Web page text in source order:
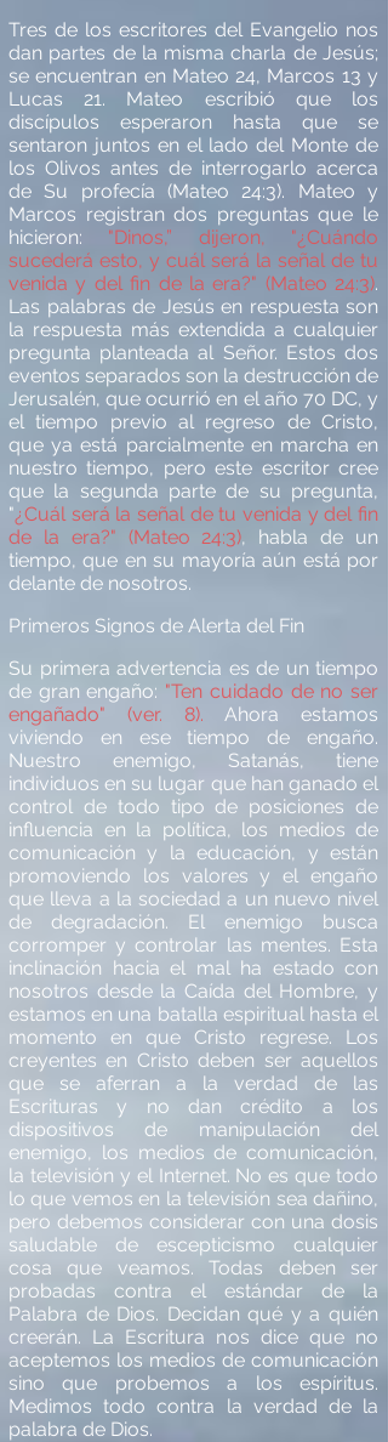
Tres de los escritores del Evangelio nos
dan partes de la misma charla de Jesús;
se encuentran en Mateo 24, Marcos 13 y
Lucas 21. Mateo escribió que los
discípulos esperaron hasta que se
sentaron juntos en el lado del Monte de
los Olivos antes de interrogarlo acerca
de Su profecía (Mateo 24:3). Mateo y
Marcos registran dos preguntas que le
hicieron: "Dinos,” dijeron, "¿Cuándo
sucederá esto, y cuál será la señal de tu
venida y del fin de la era?" (Mateo 24:3).
Las palabras de Jesús en respuesta son
la respuesta más extendida a cualquier
pregunta planteada al Señor. Estos dos
eventos separados son la destrucción de
Jerusalén, que ocurrióen el año 70 DC, y
el tiempo previo al regreso de Cristo,
que ya está parcialmente en marcha en
nuestro tiempo, pero este escritor cree
que la segunda parte de su pregunta,
"¿Cuál será la señal de tu venida y del fin
de la era?" (Mateo 24:3), habla de un
tiempo, que en su mayoría aún está por
delante de nosotros.
Primeros Signos de Alerta del Fin
Su primera advertencia es de un tiempo
de gran engaño: "Ten cuidado de no ser
engañado" (ver. 8). Ahora estamos
viviendo en ese tiempo de engaño.
Nuestro enemigo, Satanás, tiene
individuos en su lugar que han ganado el
control de todo tipo de posiciones de
influencia en la política, los medios de
comunicación y la educación, y están
promoviendo los valores y el engaño
que lleva a la sociedad a un nuevo nivel
de degradación. El enemigo busca
corromper y controlar las mentes. Esta
inclinación hacia el mal ha estado con
nosotros desde la Caída del Hombre, y
estamos en una batalla espiritual hasta el
momento en que Cristo regrese. Los
creyentes en Cristo deben ser aquellos
que se aferran a la verdad de las
Escrituras y no dan crédito a los
dispositivos de manipulación del
enemigo, los medios de comunicación,
la televisión y el Internet. No es que todo
lo que vemos en la televisión sea dañino,
pero debemos considerar con una dosis
saludable de escepticismo cualquier
cosa que veamos. Todas deben ser
probadas contra el estándar de la
Palabra de Dios. Decidan qué y a quién
creerán. La Escritura nos dice que no
aceptemos los medios de comunicación
sino que probemos a los espíritus.
Medimos todo contra la verdad de la
palabra de Dios.